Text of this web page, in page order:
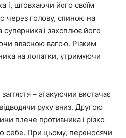
і, штовхаючи його своїм
через голову, спиною на
і захоплює його
власною вагою. Різким
на лопатки, утримуючи
– атакуючий вистачає
руку вниз. Другою
плече противника і різко
себе. При цьому, переносячи